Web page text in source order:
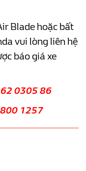
Blade hoặc bất
vui lòng liên hệ
báo giá xe
0305 86
1257